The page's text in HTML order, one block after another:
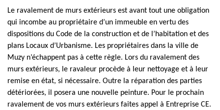
Le ravalement de murs extérieurs est avant tout une obligation
qui incombe au propriétaire d’un immeuble en vertu des
dispositions du Code de la construction et de l’habitation et des
plans Locaux d’Urbanisme. Les propriétaires dans la ville de
Muzy n’échappent pas à cette règle. Lors du ravalement des
murs extérieurs, le ravaleur procède à leur nettoyage et à leur
remise en état, si nécessaire. Outre la réparation des parties
détériorées, il posera une nouvelle peinture. Pour le prochain
ravalement de vos murs extérieurs faites appel à Entreprise CE.